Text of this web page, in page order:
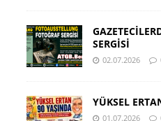
SERGİSİ
02.07.2026
YÜKSEL
01.07.2026